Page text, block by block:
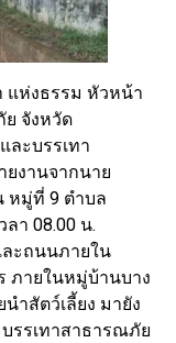
แห่งธรรม หัวหน้า
จังหวัด
ละบรรเทา
ยงานจากนาย
หมู่ที่ 9 ตำบล
า 08.00 น.
ะถนนภายใน
ภายในหมู่บ้านบาง
ำสัตว์เลี้ยง มายัง
รรเทาสาธารณภัย